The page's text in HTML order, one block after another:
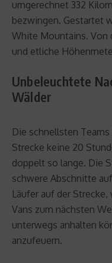
umgerechnet 332
bezwingen. Gestartet
White Mountains. Von
und etliche
Unbeleuchtete
Wälder
Die schnellsten
Strecke keine 20
doppelt so lange. Die
schwere Abschnitte
Läufer auf der
Vans zum nächsten
unterwegs anhalten
anzufeuern.